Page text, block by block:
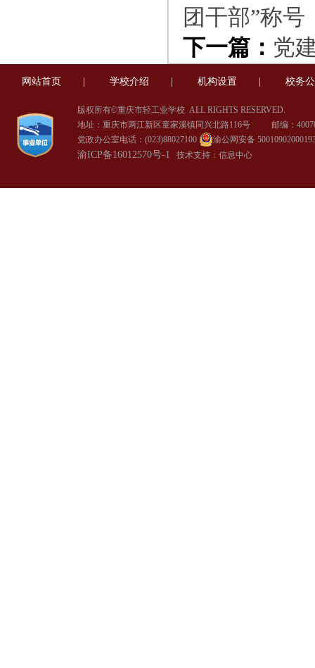
团干部”称号
下一篇： 党
网站首页 学校介绍 机构设置 校务
版权所有©重庆市轻工业学校 ALL RIGHTS RESERVED.
地址：重庆市两江新区童家溪镇同兴北路116号 邮编：
党政办公室电话：(023)88027100
渝公网安备
渝ICP备16012570号-1 技术支持：信息中心